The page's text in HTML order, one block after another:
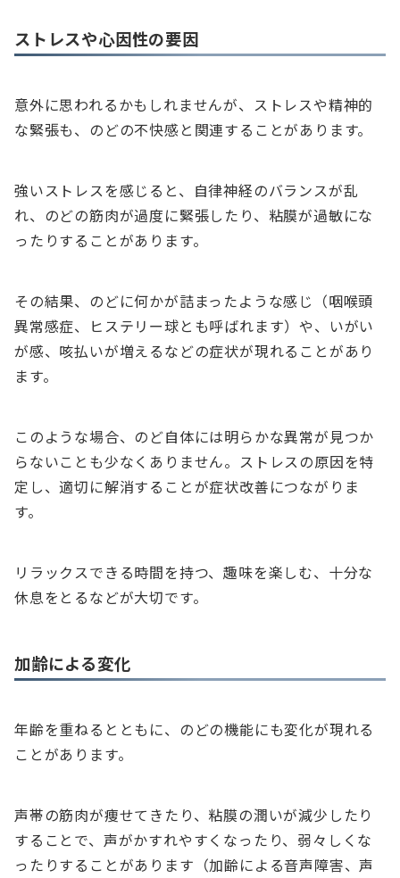
ストレスや心因性の要因
意外に思われるかもしれませんが、ストレスや精神的
な緊張も、のどの不快感と関連することがあります。
強いストレスを感じると、自律神経のバランスが乱
れ、のどの筋肉が過度に緊張したり、粘膜が過敏にな
ったりすることがあります。
その結果、のどに何かが詰まったような感じ（咽喉頭
異常感症、ヒステリー球とも呼ばれます）や、いがい
が感、咳払いが増えるなどの症状が現れることがあり
ます。
このような場合、のど自体には明らかな異常が見つか
らないことも少なくありません。ストレスの原因を特
定し、適切に解消することが症状改善につながりま
す。
リラックスできる時間を持つ、趣味を楽しむ、十分な
休息をとるなどが大切です。
加齢による変化
年齢を重ねるとともに、のどの機能にも変化が現れる
ことがあります。
声帯の筋肉が痩せてきたり、粘膜の潤いが減少したり
することで、声がかすれやすくなったり、弱々しくな
ったりすることがあります（加齢による音声障害、声